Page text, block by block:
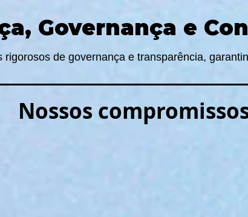
Governança e
rigorosos de governança e transparência,
Nossos